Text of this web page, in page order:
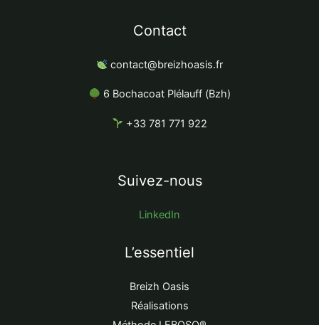
Contact
contact@breizhoasis.fr
6 Bochacoat Plélauff (Bzh)
+33 781 771 922
Suivez-nous
LinkedIn
L’essentiel
Breizh Oasis
Réalisations